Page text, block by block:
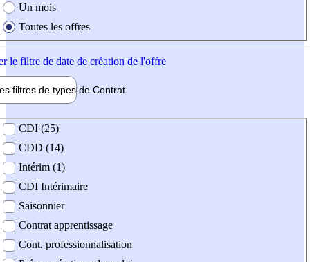
Un mois
Toutes les offres
le filtre de date de création de l'offre
filtres de types de Contrat
contrat
CDI (25)
CDD (14)
Intérim (1)
CDI Intérimaire
Saisonnier
Contrat apprentissage
Cont. professionnalisation